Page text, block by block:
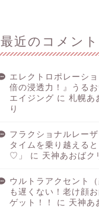
最近のコメント
エレクトロポレーシ
倍の浸透力！』うる
エイジング に 札幌あ
り
フラクショナルレー
タイムを乗り越える
♡」
に 天神あおばク
ウルトラアクセント
も遅くない！老け顔
ゲット！！
に 天神あ